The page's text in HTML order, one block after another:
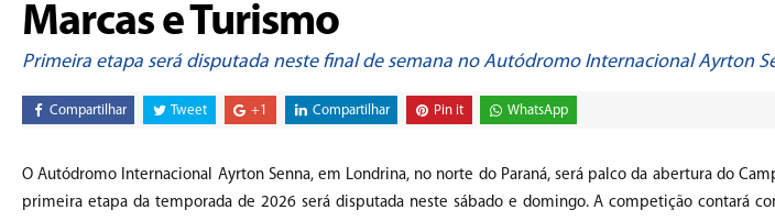
Marcas e Turismo
Primeira etapa será disputada neste final de semana no Autódromo Internacional Ayrton
Compartilhar Tweet +1 Compartilhar Pin it WhatsApp
O Autódromo Internacional Ayrton Senna, em Londrina, no norte do Paraná, será palco da abertura do
primeira etapa da temporada de 2026 será disputada neste sábado e domingo. A competição contará